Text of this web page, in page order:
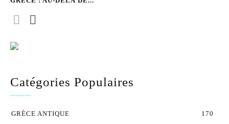
Catégories Populaires
GRÈCE ANTIQUE
170